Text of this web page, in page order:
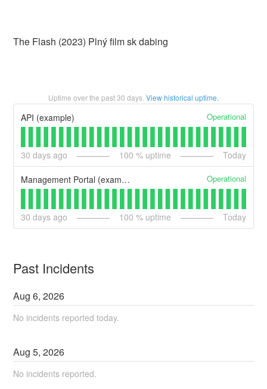
The Flash (2023) Plný film sk dabing
Uptime over the past30 days. View historical uptime.
API (example) Operational
30 days ago 100 % uptime Today
Management Portal (example) Operational
30 days ago 100 % uptime Today
Past Incidents
Aug6,2026
No incidents reported today.
Aug5,2026
No incidents reported.